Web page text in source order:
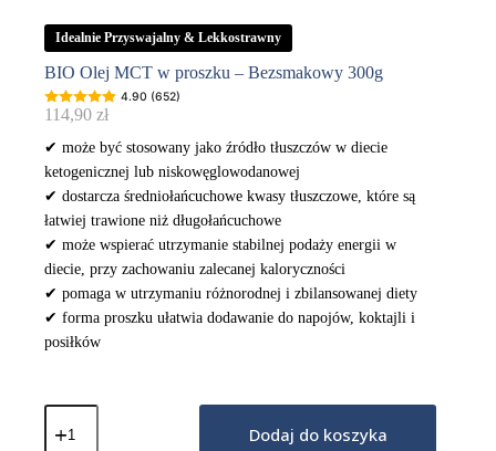
Idealnie Przyswajalny & Lekkostrawny
BIO Olej MCT w proszku – Bezsmakowy 300g
4.90 (652)
114,90 zł
✔ może być stosowany jako źródło tłuszczów w diecie
ketogenicznej lub niskowęglowodanowej
✔ dostarcza średniołańcuchowe kwasy tłuszczowe, które są
łatwiej trawione niż długołańcuchowe
✔ może wspierać utrzymanie stabilnej podaży energii w
diecie, przy zachowaniu zalecanej kaloryczności
✔ pomaga w utrzymaniu różnorodnej i zbilansowanej diety
✔ forma proszku ułatwia dodawanie do napojów, koktajli i
posiłków
ilość
BIO
Dodaj do koszyka